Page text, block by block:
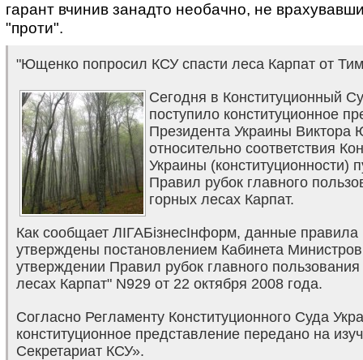
гарант вчинив занадто необачно, не врахувавши
"проти".
"Ющенко попросил КСУ спасти леса Карпат от
Сегодня в Конституционный
поступило конституционное
Президента Украины Виктора
относительно соответствия
Украины (конституционности)
Правил рубок главного
горных лесах Карпат.
Как сообщает ЛІГАБізнесІнформ, данные
утверждены постановлением Кабинета
утверждении Правил рубок главного
лесах Карпат" N929 от 22 октября 2008 года.
Согласно Регламенту Конституционного Суда
конституционное представление передано на
Секретариат КСУ».